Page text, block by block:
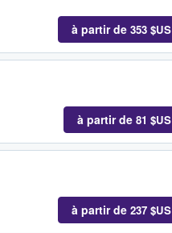
à partir de 353 $US
à partir de 81 $US
à partir de 237 $US